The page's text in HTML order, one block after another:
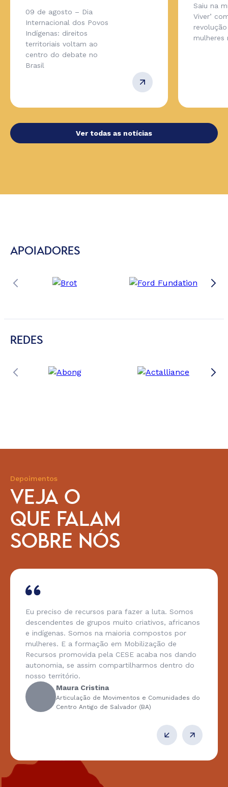
09 de agosto – Dia
Internacional dos Povos
Indígenas: direitos
territoriais voltam ao
centro do debate no
Brasil
Saiu na
Viver’
mulheres
Ver todas as notícias
APOIADORES
REDES
Depoimentos
VEJA O
QUE FALAM
SOBRE NÓS
Eu preciso de recursos para fazer a luta. Somos
descendentes de grupos muito criativos, africanos
e indígenas. Somos na maioria compostos por
mulheres. E a formação em Mobilização de
Recursos promovida pela CESE acaba nos dando
autonomia, se assim compartilharmos dentro do
nosso território.
Maura Cristina
Articulação de Movimentos e Comunidades do
Centro Antigo de Salvador (BA)